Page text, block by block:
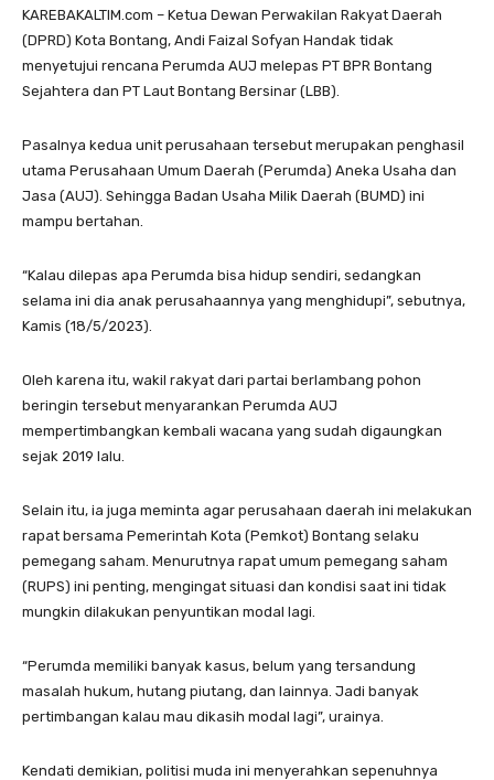
KAREBAKALTIM.com – Ketua Dewan Perwakilan Rakyat Daerah
(DPRD) Kota Bontang, Andi Faizal Sofyan Handak tidak
menyetujui rencana Perumda AUJ melepas PT BPR Bontang
Sejahtera dan PT Laut Bontang Bersinar (LBB).
Pasalnya kedua unit perusahaan tersebut merupakan penghasil
utama Perusahaan Umum Daerah (Perumda) Aneka Usaha dan
Jasa (AUJ). Sehingga Badan Usaha Milik Daerah (BUMD) ini
mampu bertahan.
“Kalau dilepas apa Perumda bisa hidup sendiri, sedangkan
selama ini dia anak perusahaannya yang menghidupi”, sebutnya,
Kamis (18/5/2023).
Oleh karena itu, wakil rakyat dari partai berlambang pohon
beringin tersebut menyarankan Perumda AUJ
mempertimbangkan kembali wacana yang sudah digaungkan
sejak 2019 lalu.
Selain itu, ia juga meminta agar perusahaan daerah ini melakukan
rapat bersama Pemerintah Kota (Pemkot) Bontang selaku
pemegang saham. Menurutnya rapat umum pemegang saham
(RUPS) ini penting, mengingat situasi dan kondisi saat ini tidak
mungkin dilakukan penyuntikan modal lagi.
“Perumda memiliki banyak kasus, belum yang tersandung
masalah hukum, hutang piutang, dan lainnya. Jadi banyak
pertimbangan kalau mau dikasih modal lagi”, urainya.
Kendati demikian, politisi muda ini menyerahkan sepenuhnya